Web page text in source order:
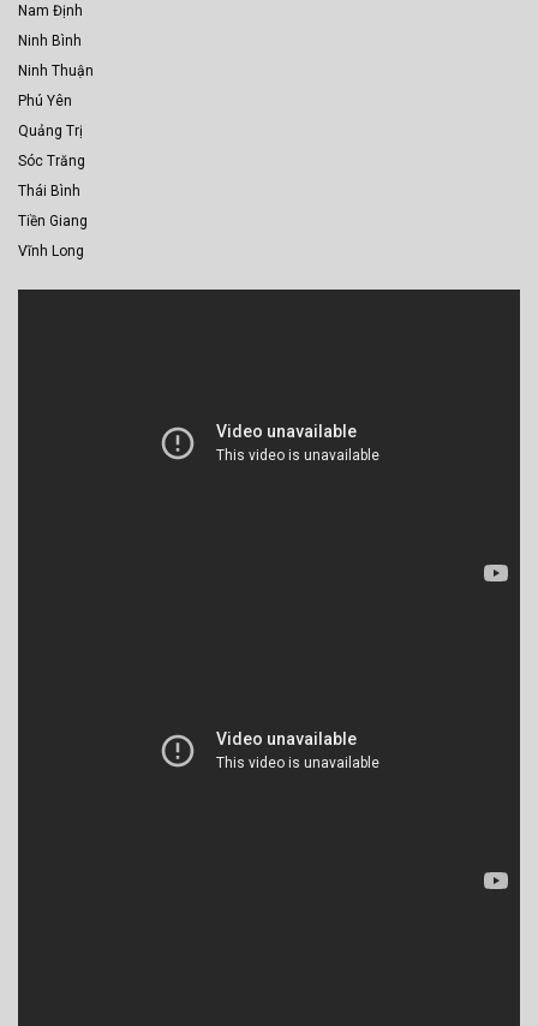
Nam Định
Ninh Bình
Ninh Thuận
Phú Yên
Quảng Trị
Sóc Trăng
Thái Bình
Tiền Giang
Vĩnh Long